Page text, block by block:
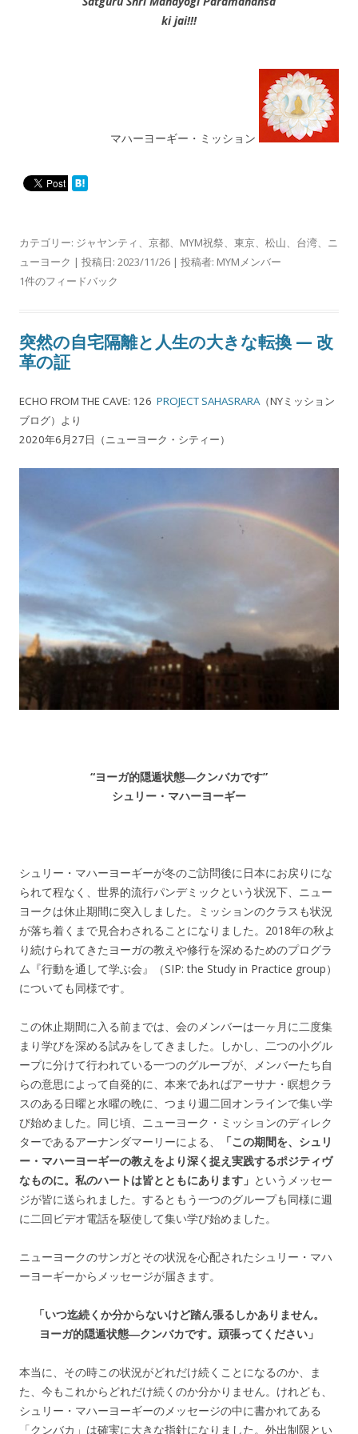
ki jai!!!
マハーヨーギー・ミッション
カテゴリー: ジャヤンティ、 京都、 MYM祝祭、 東京、 松山、 台湾、 ニ
ューヨーク | 投稿日: 2023/11/26 | 投稿者: MYMメンバー
1件のフィードバック
突然の自宅隔離と人生の大きな転換 — 改
革の証
ECHO FROM THE CAVE: 126 PROJECT SAHASRARA（NYミッション
ブログ）より
2020年6月27日（ニューヨーク・シティー）
“ヨーガ的隠遁状態―クンバカです”
シュリー・マハーヨーギー
シュリー・マハーヨーギーが冬のご訪問後に日本にお戻りにな
られて程なく、世界的流行パンデミックという状況下、ニュー
ヨークは休止期間に突入しました。ミッションのクラスも状況
が落ち着くまで見合わされることになりました。2018年の秋よ
り続けられてきたヨーガの教えや修行を深めるためのプログラ
ム『行動を通して学ぶ会』（SIP: the Study in Practice group）
についても同様です。
この休止期間に入る前までは、会のメンバーは一ヶ月に二度集
まり学びを深める試みをしてきました。しかし、二つの小グル
ープに分けて行われている一つのグループが、メンバーたち自
らの意思によって自発的に、本来であればアーサナ・瞑想クラ
スのある日曜と水曜の晩に、つまり週二回オンラインで集い学
び始めました。同じ頃、ニューヨーク・ミッションのディレク
ターであるアーナンダマーリーによる、
「この期間を、シュリ
ー・マハーヨーギーの教えをより深く捉え実践するポジティヴ
なものに。私のハートは皆とともにあります」 というメッセー
ジが皆に送られました。するともう一つのグループも同様に週
に二回ビデオ電話を駆使して集い学び始めました。
ニューヨークのサンガとその状況を心配されたシュリー・マハ
ーヨーギーからメッセージが届きます。
「いつ迄続くか分からないけど踏ん張るしかありません。
ヨーガ的隠遁状態―クンバカです。頑張ってください」
本当に、その時この状況がどれだけ続くことになるのか、ま
た、今もこれからどれだけ続くのか分かりません。けれども、
シュリー・マハーヨーギーのメッセージの中に書かれてある
「クンバカ」は確実に大きな指針になりました。外出制限とい